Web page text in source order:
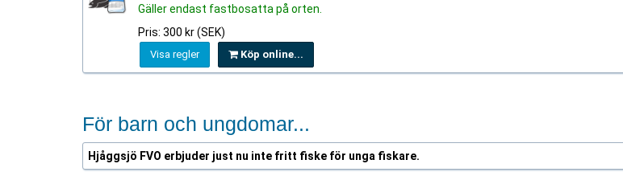
Gäller endast fastbosatta på orten.
Pris: 300 kr (SEK)
Visa regler Köp online...
För barn och ungdomar...
Hjåggsjö FVO erbjuder just nu inte fritt fiske för unga fiskare.